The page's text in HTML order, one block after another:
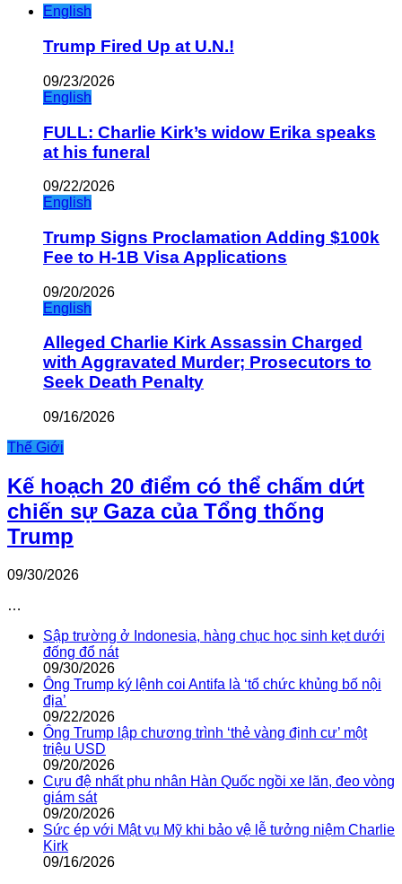
English
Trump Fired Up at U.N.!
09/23/2026
English
FULL: Charlie Kirk’s widow Erika speaks
at his funeral
09/22/2026
English
Trump Signs Proclamation Adding $100k
Fee to H-1B Visa Applications
09/20/2026
English
Alleged Charlie Kirk Assassin Charged
with Aggravated Murder; Prosecutors to
Seek Death Penalty
09/16/2026
Thế Giới
Kế hoạch 20 điểm có thể chấm dứt
chiến sự Gaza của Tổng thống
Trump
09/30/2026
…
Sập trường ở Indonesia, hàng chục học sinh kẹt dưới
đống đổ nát
09/30/2026
Ông Trump ký lệnh coi Antifa là ‘tổ chức khủng bố nội
địa’
09/22/2026
Ông Trump lập chương trình ‘thẻ vàng định cư’ một
triệu USD
09/20/2026
Cựu đệ nhất phu nhân Hàn Quốc ngồi xe lăn, đeo vòng
giám sát
09/20/2026
Sức ép với Mật vụ Mỹ khi bảo vệ lễ tưởng niệm Charlie
Kirk
09/16/2026